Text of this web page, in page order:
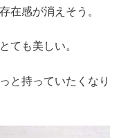
在感が消えそう。
ても美しい。
と持っていたくなり